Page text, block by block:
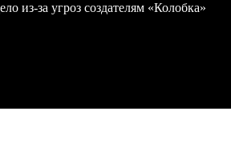
из-за угроз создателям «Колобка»